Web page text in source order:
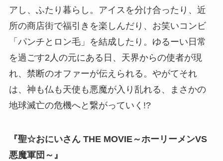
アし、ふたり暮らし。アイスを分け合ったり、近
所の商店街で福引きを楽しんだり、お笑いコンビ
「パンチとロン毛」を結成したり。ゆるーい日常
を過ごす2人の元にある日、天界からの使者が現
れ、禁断のオファーが伝えられる。やがてそれ
は、神も仏も天使も悪魔が入り乱れる、まさかの
地球滅亡の危機へと繋がっていく!?
『聖☆おにいさん THE MOVIE～ホーリーメンVS
悪魔軍団～』